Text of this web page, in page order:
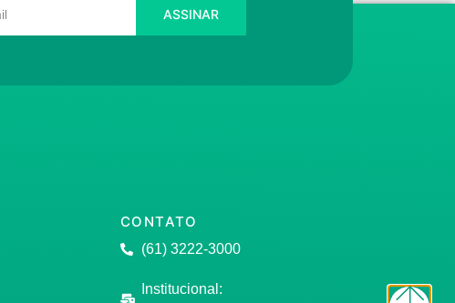
ASSINAR
CONTATO
(61) 3222-3000
Institucional: